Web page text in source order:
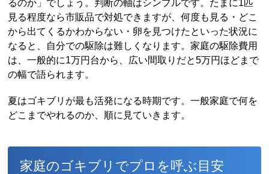
るのか」でしょう。判断の軸はシンプルです。たまに1匹
見る程度なら市販品で対処できますが、何度も見る・どこ
から出てくるかわからない・卵を見つけたといった状況に
なると、自分での駆除は難しくなります。家庭の駆除費用
は、一般的に1万円台から、広い間取りだと5万円ほどまで
の幅で語られます。
夏はゴキブリが最も活発になる時期です。一般家庭で何を
どこまでやれるのか、順に見ていきます。
家庭のゴキブリでプロを呼ぶ目安